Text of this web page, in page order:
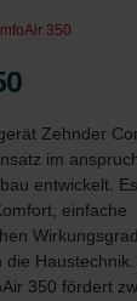
350
Zehnder
im
entwickelt. Es
einfache
Haustechnik.
350 fördert